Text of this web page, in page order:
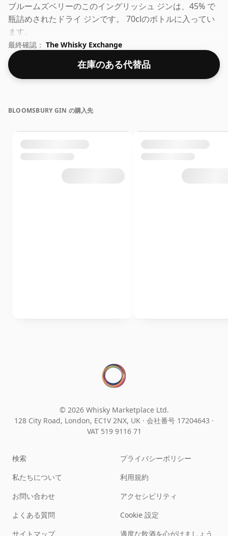
ブルームズベリーのこのイングリッシュ ジンは、45% で
瓶詰めされたドライ ジンです。 70clのボトルに入ってい
ます。
最終確認： The Whisky Exchange
在庫のある代替品
BLOOMSBURY GIN の購入先
© 2026 Whisky Marketplace Ltd.
128 City Road, London, EC1V 2NX, UK · 会社番号 17204643 ·
VAT 519 9116 71
検索
私たちについて
お問い合わせ
よくある質問
サイトマップ
プライバシーポリシー
利用規約
アクセシビリティ
Cookie 設定
適度な飲酒を心がけましょう